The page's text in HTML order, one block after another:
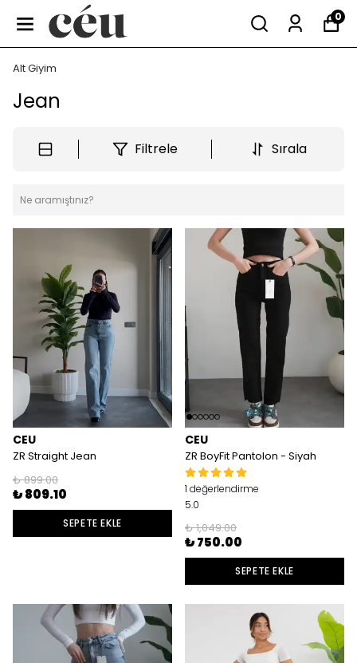
0
Alt Giyim
Jean
Filtrele Sırala
CEU
ZR Straight Jean
₺ 899.00
₺ 809.10
SEPETE EKLE
CEU
ZR BoyFit Pantolon - Siyah
1 değerlendirme
5.0
₺ 1,049.00
₺ 750.00
SEPETE EKLE